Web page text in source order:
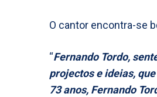
O cantor encontra-se
“Fernando Tordo,
projectos e ideias,
73 anos, Fernando